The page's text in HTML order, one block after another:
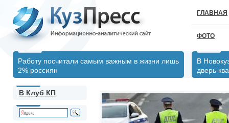
ГЛАВНАЯ
ФОТО
Работу посчитали самым важным в жизни лишь
2% россиян
В
дверь
В Клуб КП